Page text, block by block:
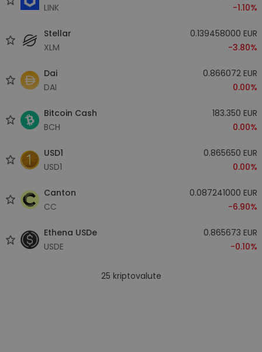
LINK
-1.10%
Stellar
XLM
0.139458000 EUR
-3.80%
Dai
DAI
0.866072 EUR
0.00%
Bitcoin Cash
BCH
183.350 EUR
0.00%
USD1
USD1
0.865650 EUR
0.00%
Canton
CC
0.087241000 EUR
-6.90%
Ethena USDe
USDE
0.865673 EUR
-0.10%
25 kriptovalute